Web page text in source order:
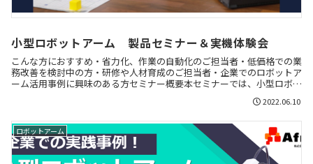
小型ロボットアーム 製品セミナー＆実機体験会
こんな方におすすめ・省力化、作業の自動化のご担当者・低価格での業
務改善を検討中の方・研修や人材育成のご担当者・企業でのロボットア
ーム活用事例に興味のある方セミナー概要本セミナーでは、小型ロボッ
2022.06.10
ロボットアーム